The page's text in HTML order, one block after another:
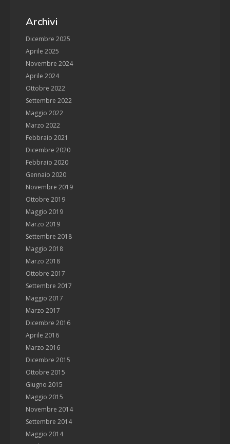
Archivi
Dicembre 2025
Aprile 2025
Novembre 2024
Aprile 2024
Ottobre 2022
Settembre 2022
Maggio 2022
Marzo 2022
Febbraio 2021
Dicembre 2020
Febbraio 2020
Gennaio 2020
Novembre 2019
Ottobre 2019
Maggio 2019
Marzo 2019
Settembre 2018
Maggio 2018
Marzo 2018
Ottobre 2017
Settembre 2017
Maggio 2017
Marzo 2017
Dicembre 2016
Aprile 2016
Marzo 2016
Dicembre 2015
Ottobre 2015
Giugno 2015
Maggio 2015
Novembre 2014
Settembre 2014
Maggio 2014